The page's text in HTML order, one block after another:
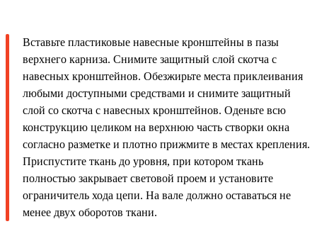
Вставьте пластиковые навесные кронштейны в пазы
верхнего карниза. Снимите защитный слой скотча с
навесных кронштейнов. Обезжирьте места приклеивания
любыми доступными средствами и снимите защитный
слой со скотча с навесных кронштейнов. Оденьте всю
конструкцию целиком на верхнюю часть створки окна
согласно разметке и плотно прижмите в местах крепления.
Приспустите ткань до уровня, при котором ткань
полностью закрывает световой проем и установите
ограничитель хода цепи. На вале должно оставаться не
менее двух оборотов ткани.